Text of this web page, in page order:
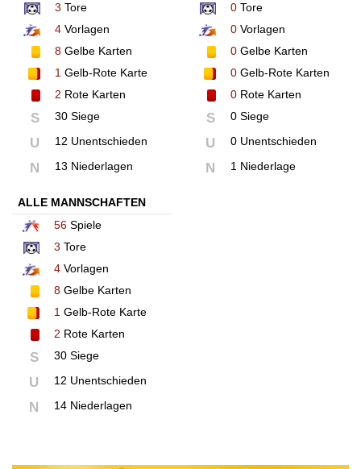
3 Tore
4 Vorlagen
8 Gelbe Karten
1 Gelb-Rote Karte
2 Rote Karten
S 30 Siege
U 12 Unentschieden
N 13 Niederlagen
0Tore
0Vorlagen
0Gelbe Karten
0Gelb-Rote Karten
0Rote Karten
S 0 Siege
U 0 Unentschieden
N 1 Niederlage
ALLE MANNSCHAFTEN
56 Spiele
3 Tore
4 Vorlagen
8 Gelbe Karten
1 Gelb-Rote Karte
2 Rote Karten
S 30 Siege
U 12 Unentschieden
N 14 Niederlagen